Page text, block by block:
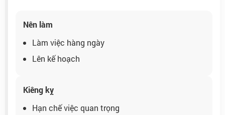
Nên làm
Làm việc hàng ngày
Lên kế hoạch
Kiêng kỵ
Hạn chế việc quan trọng